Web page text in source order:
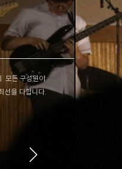
모든 구성원이
선을 다합니다.